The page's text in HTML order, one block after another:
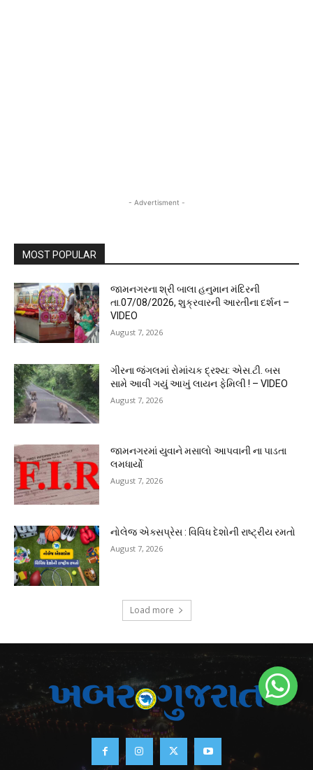
- Advertisment -
MOST POPULAR
જામનગરના શ્રી બાલા હનુમાન મંદિરની
તા.07/08/2026, શુક્રવારની આરતીના દર્શન –
VIDEO
August 7, 2026
ગીરના જંગલમાં રોમાંચક દ્રશ્ય: એસ.ટી. બસ
સામે આવી ગયું આખું લાયન ફેમિલી ! – VIDEO
August 7, 2026
જામનગરમાં યુવાને મસાલો આપવાની ના પાડતા
લમધાર્યો
August 7, 2026
નોલેજ એક્સપ્રેસ : વિવિધ દેશોની રાષ્ટ્રીય રમતો
August 7, 2026
Load more